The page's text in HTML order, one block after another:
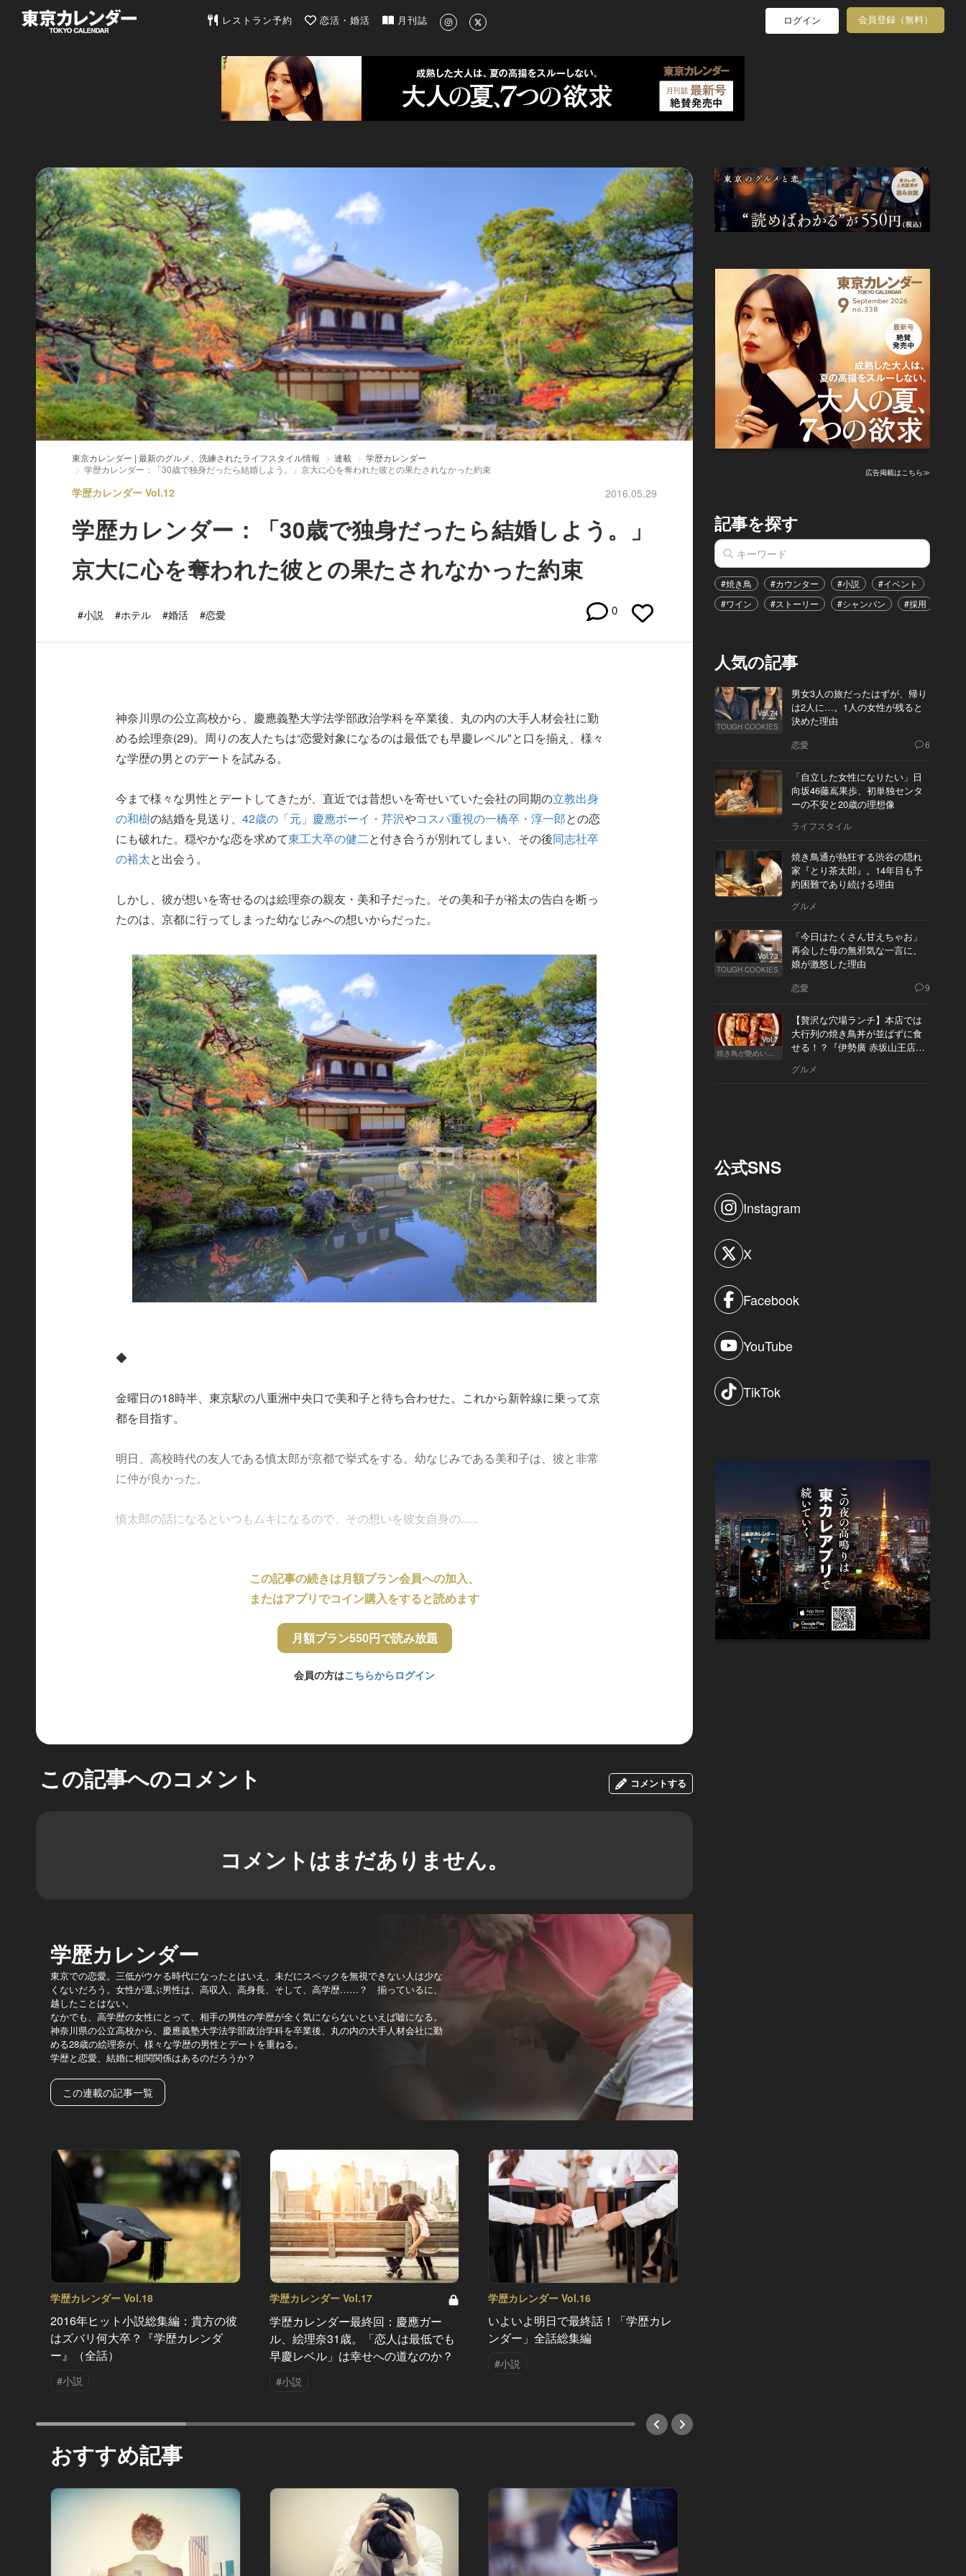
東京カレンダー | 最新のグルメ、洗練されたライフスタイル情報
レストラン予約 恋活・婚活 月刊誌 ログイン 会員登録（無料）
東京カレンダー | 最新のグルメ、洗練されたライフスタイル情報 連載
学歴カレンダー
学歴カレンダー：「30歳で独身だったら結婚しよう。」京大に心を奪われた彼との果たされなかった約束
学歴カレンダー Vol.12 2016.05.29
学歴カレンダー：「30歳で独身だったら結婚しよう。」
京大に心を奪われた彼との果たされなかった約束
#小説 #ホテル #婚活 #恋愛 0
神奈川県の公立高校から、慶應義塾大学法学部政治学科を卒業後、丸の内の大手人材会社に勤
める絵理奈(29)。周りの友人たちは“恋愛対象になるのは最低でも早慶レベル"と口を揃え、様々
な学歴の男とのデートを試みる。
今まで様々な男性とデートしてきたが、直近では昔想いを寄せいていた会社の同期の立教出身
の和樹の結婚を見送り、42歳の「元」慶應ボーイ・芹沢やコスパ重視の一橋卒・淳一郎との恋
にも破れた。穏やかな恋を求めて東工大卒の健二と付き合うが別れてしまい、その後同志社卒
の裕太と出会う。
しかし、彼が想いを寄せるのは絵理奈の親友・美和子だった。その美和子が裕太の告白を断っ
たのは、京都に行ってしまった幼なじみへの想いからだった。
◆
金曜日の18時半、東京駅の八重洲中央口で美和子と待ち合わせた。これから新幹線に乗って京
都を目指す。
明日、高校時代の友人である慎太郎が京都で挙式をする。幼なじみである美和子は、彼と非常
に仲が良かった。
慎太郎の話になるといつもムキになるので、その想いを彼女自身の......
この記事の続きは月額プラン会員への加入、
またはアプリでコイン購入をすると読めます
月額プラン550円で読み放題
会員の方はこちらからログイン
この記事へのコメント コメントする
コメントはまだありません。
学歴カレンダー
東京での恋愛。三低がウケる時代になったとはいえ、未だにスペックを無視できない人は少な
くないだろう。女性が選ぶ男性は、高収入、高身長、そして、高学歴……？ 揃っているに、
越したことはない。
なかでも、高学歴の女性にとって、相手の男性の学歴が全く気にならないといえば嘘になる。
神奈川県の公立高校から、慶應義塾大学法学部政治学科を卒業後、丸の内の大手人材会社に勤
める28歳の絵理奈が、様々な学歴の男性とデートを重ねる。
学歴と恋愛、結婚に相関関係はあるのだろうか？
この連載の記事一覧
学歴カレンダー Vol.18
2016年ヒット小説総集編：貴方の彼
はズバリ何大卒？『学歴カレンダ
ー』（全話）
#小説
学歴カレンダー Vol.17
学歴カレンダー最終回：慶應ガー
ル、絵理奈31歳。「恋人は最低でも
早慶レベル」は幸せへの道なのか？
#小説
学歴カレンダー Vol.16
いよいよ明日で最終話！「学歴カレ
ンダー」全話総集編
#小説
おすすめ記事
広告掲載はこちら≫
記事を探す
#焼き鳥 #カウンター #小説 #イベント
#ワイン
#ストーリー #シャンパン #採用
人気の記事
Vol.74
TOUGH COOKIES
男女3人の旅だったはずが、帰り
は2人に…。1人の女性が残ると
決めた理由
恋愛 6
「自立した女性になりたい」日
向坂46藤嶌果歩、初単独センタ
ーの不安と20歳の理想像
ライフスタイル
焼き鳥通が熱狂する渋谷の隠れ
家『とり茶太郎』。14年目も予
約困難であり続ける理由
グルメ
Vol.73
TOUGH COOKIES
「今日はたくさん甘えちゃお」
再会した母の無邪気な一言に、
娘が激怒した理由
恋愛 9
Vol.7
焼き鳥が艶めいてきた
【贅沢な穴場ランチ】本店では
大行列の焼き鳥丼が並ばずに食
せる！？『伊勢廣 赤坂山王店』
グルメ
公式SNS
Instagram
X
Facebook
YouTube
TikTok